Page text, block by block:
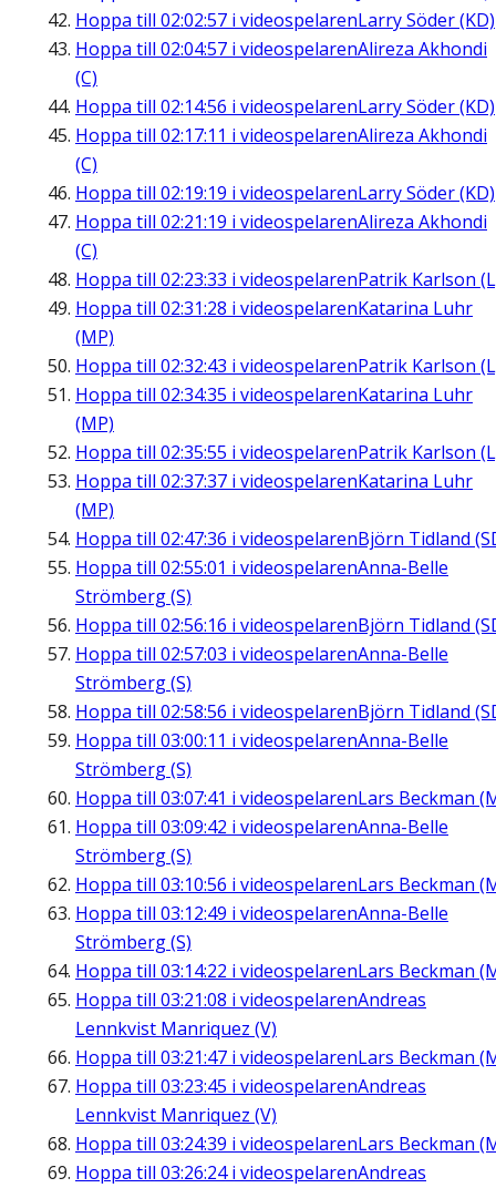
Hoppa till 02:02:57 i videospelarenLarry Söder (KD)
Hoppa till 02:04:57 i videospelarenAlireza Akhondi
(C)
Hoppa till 02:14:56 i videospelarenLarry Söder (KD)
Hoppa till 02:17:11 i videospelarenAlireza Akhondi
(C)
Hoppa till 02:19:19 i videospelarenLarry Söder (KD)
Hoppa till 02:21:19 i videospelarenAlireza Akhondi
(C)
Hoppa till 02:23:33 i videospelarenPatrik Karlson
Hoppa till 02:31:28 i videospelarenKatarina Luhr
(MP)
Hoppa till 02:32:43 i videospelarenPatrik Karlson
Hoppa till 02:34:35 i videospelarenKatarina Luhr
(MP)
Hoppa till 02:35:55 i videospelarenPatrik Karlson
Hoppa till 02:37:37 i videospelarenKatarina Luhr
(MP)
Hoppa till 02:47:36 i videospelarenBjörn Tidland
Hoppa till 02:55:01 i videospelarenAnna-Belle
Strömberg (S)
Hoppa till 02:56:16 i videospelarenBjörn Tidland
Hoppa till 02:57:03 i videospelarenAnna-Belle
Strömberg (S)
Hoppa till 02:58:56 i videospelarenBjörn Tidland
Hoppa till 03:00:11 i videospelarenAnna-Belle
Strömberg (S)
Hoppa till 03:07:41 i videospelarenLars Beckman
Hoppa till 03:09:42 i videospelarenAnna-Belle
Strömberg (S)
Hoppa till 03:10:56 i videospelarenLars Beckman
Hoppa till 03:12:49 i videospelarenAnna-Belle
Strömberg (S)
Hoppa till 03:14:22 i videospelarenLars Beckman
Hoppa till 03:21:08 i videospelarenAndreas
Lennkvist Manriquez (V)
Hoppa till 03:21:47 i videospelarenLars Beckman
Hoppa till 03:23:45 i videospelarenAndreas
Lennkvist Manriquez (V)
Hoppa till 03:24:39 i videospelarenLars Beckman
Hoppa till 03:26:24i videospelarenAndreas